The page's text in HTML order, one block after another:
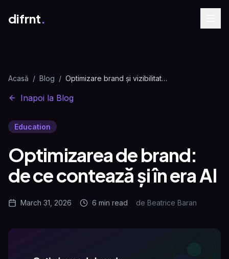
difrnt.
Acasă / Blog / Optimizare brand și vizibilitate AI | Ghid strategic
Inapoi la Blog
Education
Optimizarea de brand:
de ce contează și în era AI
March 31, 2026 6 min read de Beatrice Baran